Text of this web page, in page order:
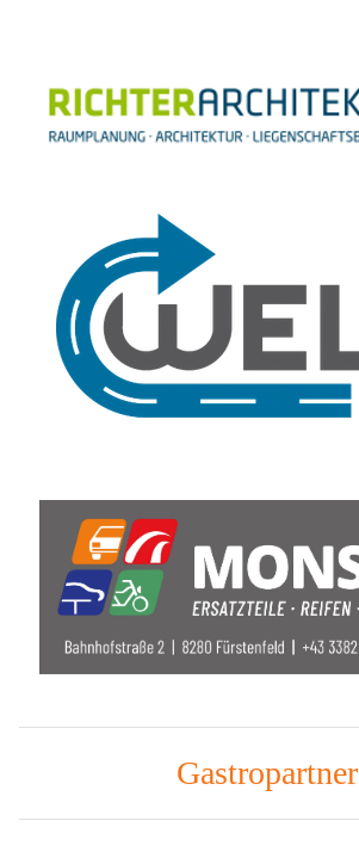
Gastropartner